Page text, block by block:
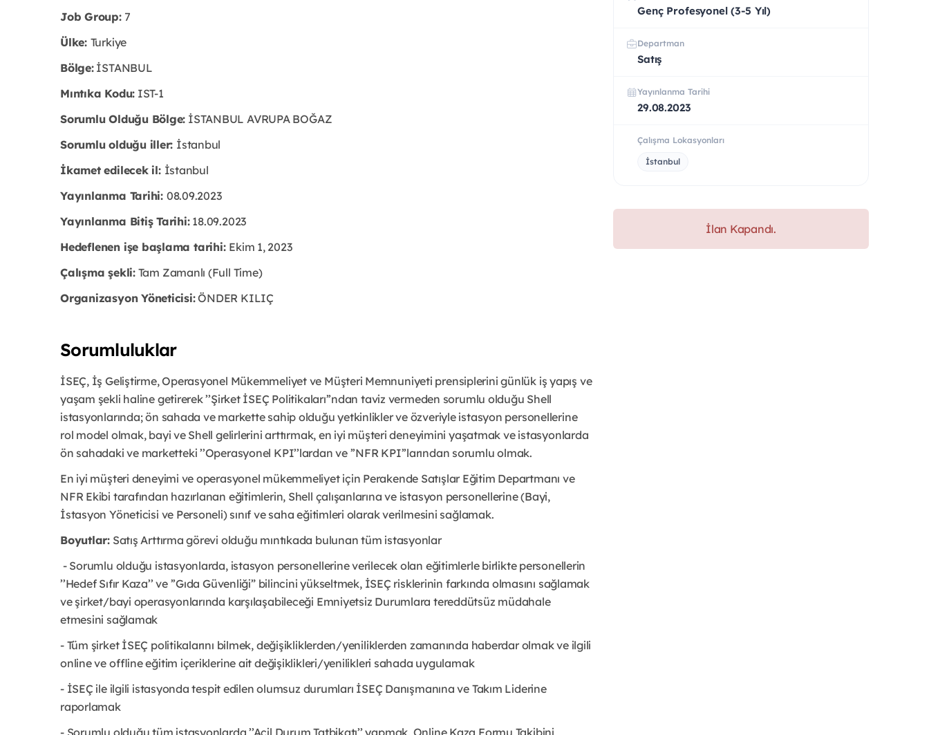
Job Group:7
Ülke: Turkiye
Bölge:İSTANBUL
Mıntıka Kodu: IST-1
Sorumlu Olduğu Bölge: İSTANBUL AVRUPA BOĞAZ
Sorumlu olduğu iller: İstanbul
İkamet edilecek il: İstanbul
Yayınlanma Tarihi: 08.09.2023
Yayınlanma Bitiş Tarihi:18.09.2023
Hedeflenen işe başlama tarihi: Ekim 1, 2023
Çalışma şekli:Tam Zamanlı (Full Time)
Organizasyon Yöneticisi:ÖNDER KILIÇ
Sorumluluklar
İSEÇ, İş Geliştirme, Operasyonel Mükemmeliyet ve Müşteri Memnuniyeti prensiplerini günlük iş yapış ve
yaşam şekli haline getirerek ’’Şirket İSEÇ Politikaları’’ndan taviz vermeden sorumlu olduğu Shell
istasyonlarında; ön sahada ve markette sahip olduğu yetkinlikler ve özveriyle istasyon personellerine
rol model olmak, bayi ve Shell gelirlerini arttırmak, en iyi müşteri deneyimini yaşatmak ve istasyonlarda
ön sahadaki ve marketteki ’’Operasyonel KPI’’lardan ve ’’NFR KPI’’larından sorumlu olmak.
En iyi müşteri deneyimi ve operasyonel mükemmeliyet için Perakende Satışlar Eğitim Departmanı ve
NFR Ekibi tarafından hazırlanan eğitimlerin, Shell çalışanlarına ve istasyon personellerine (Bayi,
İstasyon Yöneticisi ve Personeli) sınıf ve saha eğitimleri olarak verilmesini sağlamak.
Boyutlar:Satış Arttırma görevi olduğu mıntıkada bulunan tüm istasyonlar
- Sorumlu olduğu istasyonlarda, istasyon personellerine verilecek olan eğitimlerle birlikte personellerin
’’Hedef Sıfır Kaza’’ ve ’’Gıda Güvenliği” bilincini yükseltmek, İSEÇ risklerinin farkında olmasını sağlamak
ve şirket/bayi operasyonlarında karşılaşabileceği Emniyetsiz Durumlara tereddütsüz müdahale
etmesini sağlamak
- Tüm şirket İSEÇ politikalarını bilmek, değişikliklerden/yeniliklerden zamanında haberdar olmak ve ilgili
online ve offline eğitim içeriklerine ait değişiklikleri/yenilikleri sahada uygulamak
- İSEÇ ile ilgili istasyonda tespit edilen olumsuz durumları İSEÇ Danışmanına ve Takım Liderine
raporlamak
- Sorumlu olduğu tüm istasyonlarda ’’Acil Durum Tatbikatı’’ yapmak, Online Kaza Formu Takibini
Genç Profesyonel (3-5 Yıl)
Departman
Satış
Yayınlanma Tarihi
29.08.2023
Çalışma Lokasyonları
İstanbul
İlan Kapandı.